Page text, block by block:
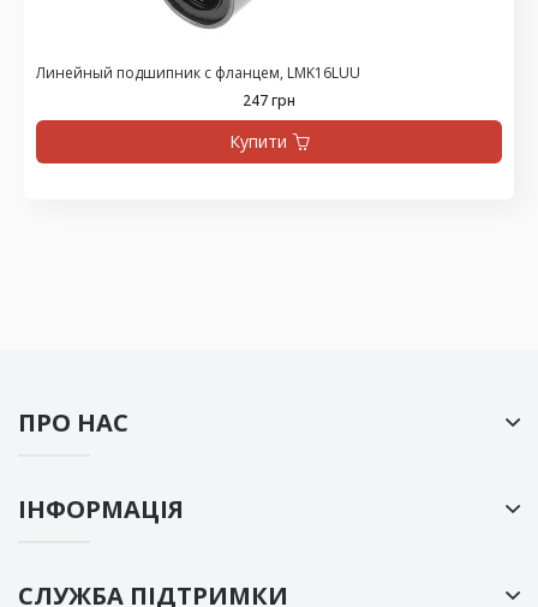
Линейный подшипник с фланцем, LMK16LUU
247 грн
Купити
ПРО НАС
ІНФОРМАЦІЯ
СЛУЖБА ПІДТРИМКИ